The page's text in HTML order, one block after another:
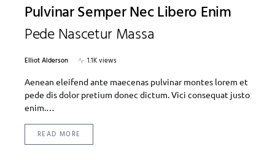
Pulvinar Semper Nec Libero Enim
Pede Nascetur Massa
Elliot Alderson
1.1K views
Aenean eleifend ante maecenas pulvinar montes lorem et
pede dis dolor pretium donec dictum. Vici consequat justo
enim.…
READ MORE